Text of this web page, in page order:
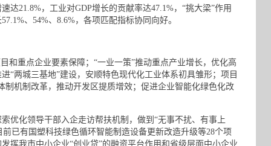
，工业对GDP增长的贡献率达47.1%，“挑大梁”作用
、54%、8.6%，各项匹配指标协同向好。
重点企业要素保障；“一业一策”推动重点产业增长，优化高
“两城三基地”建设，安顺特色现代化工业体系初具雏形；项目
制机制改革，推动开发区提质增效；促进企业智能化绿色化改
化领导干部入企走访帮扶机制，做到“无事不扰、有事上
已有国塑科技绿色循环智能制造设备更新改造升级等28个项
挥我市中小企业“创业贷”的融资平台作用和省级层面中小企业